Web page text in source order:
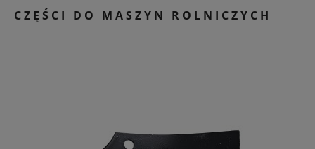
CZĘŚCI DO MASZYN ROLNICZYCH